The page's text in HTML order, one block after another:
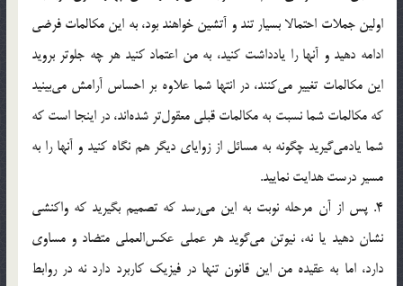
اولین جملات احتمالا بسیار تند و آتشین خواهند بود، به این مکالمات فرضی
ادامه دهید و آنها را یادداشت کنید، به من اعتماد کنید هر چه جلوتر بروید
این مکالمات تغییر می‌کنند، در انتها شما علاوه بر احساس آرامش می‌بینید
که مکالمات شما نسبت به مکالمات قبلی معقول‌تر شده‌اند، در اینجا است که
شما یادمی‌گیرید چگونه به مسائل از زوایای دیگر هم نگاه کنید و آنها را به
مسیر درست هدایت نمایید.
4. پس از آن مرحله نوبت به این می‌رسد که تصمیم بگیرید که واکنشی
نشان دهید یا نه، نیوتن می‌گوید هر عملی عکس‌العملی متضاد و مساوی
دارد، اما به عقیده من این قانون تنها در فیزیک کاربرد دارد نه در روابط